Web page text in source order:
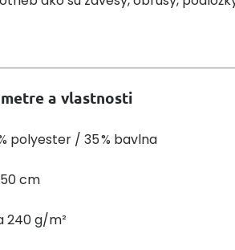
a vlastnosti
polyester / 35 % bavlna
cm
240 g/m²